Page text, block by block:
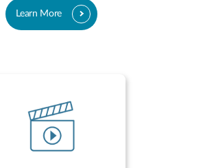
Learn More